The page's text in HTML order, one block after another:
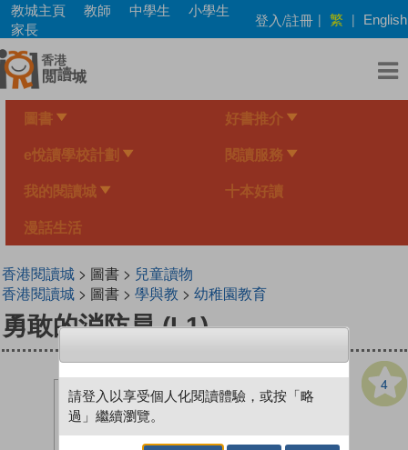
Skip
main
content
教城主頁 教師 中學生
小學生
家長
登入/註冊 | 繁 | English
圖書 好書推介
e悅讀學校計劃 閱讀服務
我的閱讀城 十本好讀
漫話生活
香港閱讀城> 圖書 > 兒童讀物
香港閱讀城> 圖書 > 學與教 > 幼稚園教育
勇敢的消防員 (L1)
4
請登入以享受個人化閱讀體驗，或按「略
過」繼續瀏覽。